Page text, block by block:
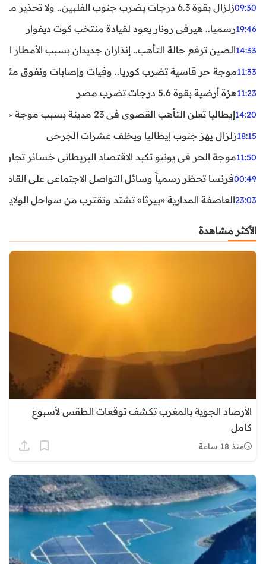
09:30زلزال بقوة 6.3 درجات يضرب جنوب الفلبين.. ولا تحذير من تسونامي حتى الآن
19:46رسميا.. هيرفي رونار يعود لقيادة منتخب كوت ديفوار
14:33الصين ترفع حالة التأهب.. إنذاران جديدان بسبب الأمطار
11:33موجة حر قاسية تضرب كوريا.. وفيات وإصابات ونفوق مئات
11:23هزة أرضية بقوة 5.6 درجات تضرب مصر
14:20إيطاليا تعلن التأهب القصوى في 23 مدينة بسبب موجة حر شديدة
18:15زلزال يهز جنوب إيطاليا ويخلف عشرات الجرحى
11:50موجة الحر في يونيو تكبد الاقتصاد البريطاني خسائر تجاوزت 1.5 مليار
00:49فرنسا تحظر رسمياً وسائل التواصل الاجتماعي على القاصرين
23:03العاصفة المدارية «بيرثا» تشتد وتقترب من سواحل
الأكثر مشاهدة
الأرصاد الجوية بالمغرب تكشف توقعات الطقس لأسبوع
كامل
منذ 18 ساعة